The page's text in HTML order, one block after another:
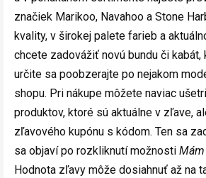
značiek Marikoo, Navahoo a Stone
kvality, v širokej palete farieb a
chcete zadovážiť novú bundu či kabát,
určite sa poobzerajte po nejakom
shopu. Pri nákupe môžete naviac
produktov, ktoré sú aktuálne v zľave,
zľavového kupónu s kódom. Ten sa
sa objaví po rozkliknutí možnosti
Hodnota zľavy môže dosiahnuť až na